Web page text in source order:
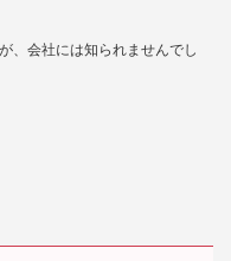
、会社には知られませんでし